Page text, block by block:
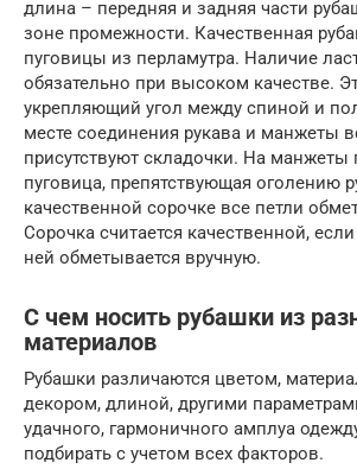
длина – передняя и задняя части
зоне промежности. Качественная
пуговицы из перламутра. Наличие
обязательно при высоком качестве.
укрепляющий угол между спиной и
месте соединения рукава и манжеты
присутствуют складочки. На манжеты
пуговица, препятствующая оголению
качественной сорочке все петли
Сорочка считается качественной,
ней обметывается вручную.
С чем носить рубашки из
материалов
Рубашки различаются цветом,
декором, длиной, другими
удачного, гармоничного амплуа
подбирать с учетом всех факторов.